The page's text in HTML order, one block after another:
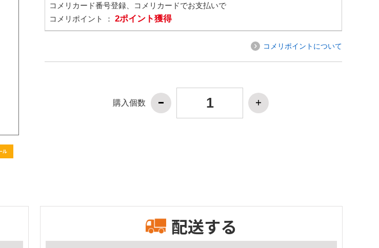
コメリカード番号登録、コメリカードでお支払いで
コメリポイント ： 2ポイント獲得
コメリポイントについて
購入個数
配送する